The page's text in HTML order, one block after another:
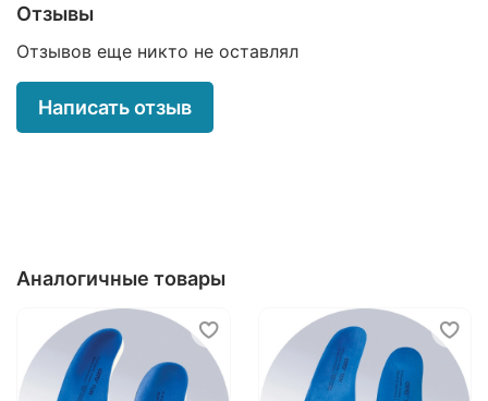
сустава);
профилактика быстрой утомляемости стоп
Отзывы
Отзывов еще никто не оставлял
Написать отзыв
Аналогичные товары